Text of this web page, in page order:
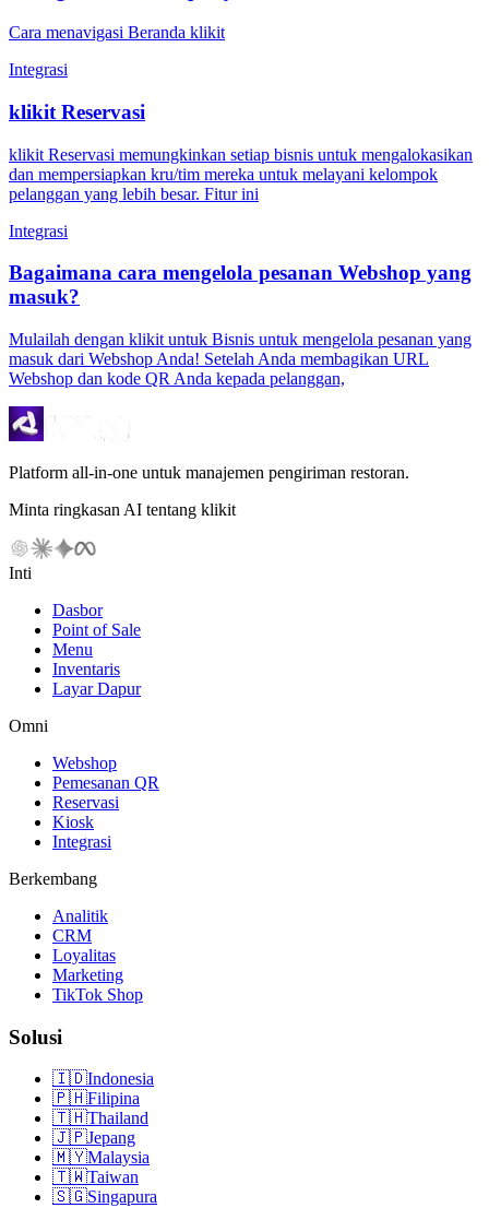
Cara menavigasi Beranda klikit
Integrasi
klikit Reservasi
klikit Reservasi memungkinkan setiap bisnis untuk mengalokasikan
dan mempersiapkan kru/tim mereka untuk melayani kelompok
pelanggan yang lebih besar. Fitur ini
Integrasi
Bagaimana cara mengelola pesanan Webshop yang
masuk?
Mulailah dengan klikit untuk Bisnis untuk mengelola pesanan yang
masuk dari Webshop Anda! Setelah Anda membagikan URL
Webshop dan kode QR Anda kepada pelanggan,
Platform all-in-one untuk manajemen pengiriman restoran.
Minta ringkasan AI tentang klikit
Inti
Dasbor
Point of Sale
Menu
Inventaris
Layar Dapur
Omni
Webshop
Pemesanan QR
Reservasi
Kiosk
Integrasi
Berkembang
Analitik
CRM
Loyalitas
Marketing
TikTok Shop
Solusi
🇮🇩Indonesia
🇵🇭Filipina
🇹🇭Thailand
🇯🇵Jepang
🇲🇾Malaysia
🇹🇼Taiwan
🇸🇬Singapura